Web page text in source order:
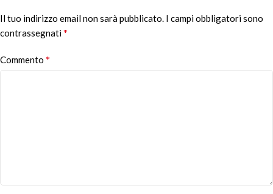
Il tuo indirizzo email non sarà pubblicato. I campi obbligatori sono
contrassegnati*
Commento *